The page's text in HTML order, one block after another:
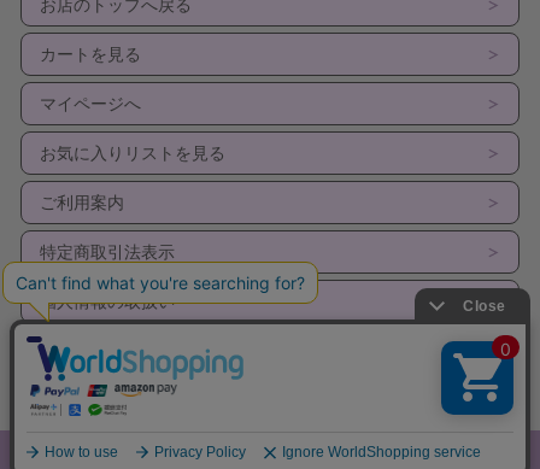
お店のトップへ戻る
カートを見る
マイページへ
お気に入りリストを見る
ご利用案内
特定商取引法表示
個人情報の取扱い
サイトマップ
メルマガ登録
Copyright (C) All Rights Reserved.